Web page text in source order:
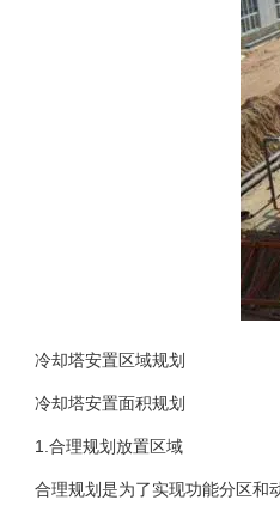
冷却塔安置区域规划
冷却塔安置面积规划
1.合理规划放置区域
合理规划是为了实现功能分区和动